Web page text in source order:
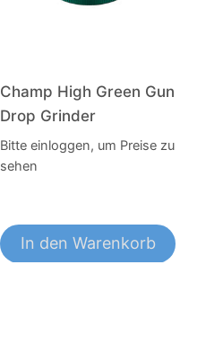
Champ High Green Gun
Drop Grinder
Bitte einloggen, um Preise zu
sehen
In den Warenkorb